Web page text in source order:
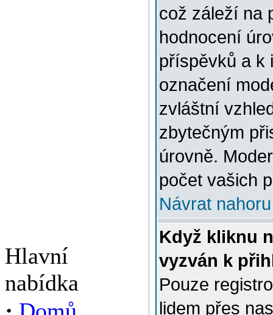
Hlavní
nabídka
což záleží na
hodnocení
příspěvků a k
označení
zvláštní
zbytečným
úrovně.
počet vašich
Návrat nahoru
Když kliknu
vyzván k
Pouze
lidem přes